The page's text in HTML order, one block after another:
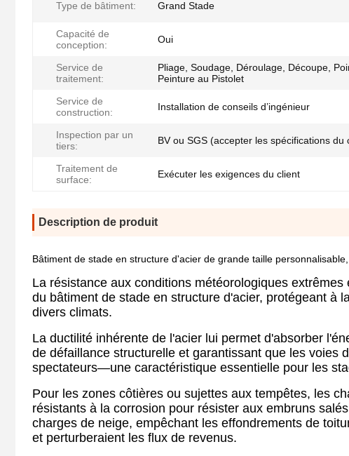
Type de bâtiment: Grand Stade
Capacité de
conception:
Oui
Service de
traitement:
Pliage, Soudage, Déroulage, Découpe,
Peinture au Pistolet
Service de
construction:
Installation de conseils d’ingénieur
Inspection par un
tiers:
BV ou SGS (accepter les spécifications du
Traitement de
surface:
Exécuter les exigences du client
Description de produit
Bâtiment de stade en structure d'acier de grande taille
La résistance aux conditions météorologiques
du bâtiment de stade en structure d'acier, protégeant à
divers climats.
La ductilité inhérente de l'acier lui permet d'absorber
de défaillance structurelle et garantissant que les voies
spectateurs—une caractéristique essentielle pour les
Pour les zones côtières ou sujettes aux tempêtes, les
résistants à la corrosion pour résister aux embruns
charges de neige, empêchant les effondrements de
et perturberaient les flux de revenus.